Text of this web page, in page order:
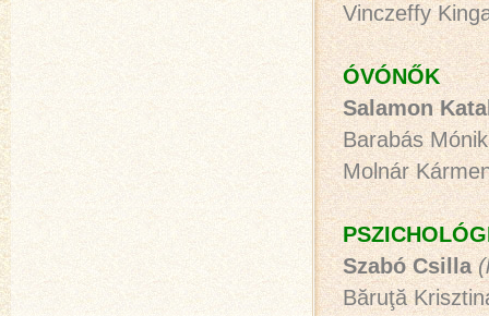
Vinczeffy
ÓVÓNŐK
Salamon
Barabás
Molnár
Szabó Csilla
Băruţă